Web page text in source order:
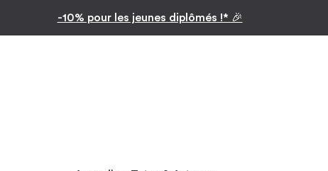
Facilitez vos achats avec le paiement en 10x
Inspiration par pièces